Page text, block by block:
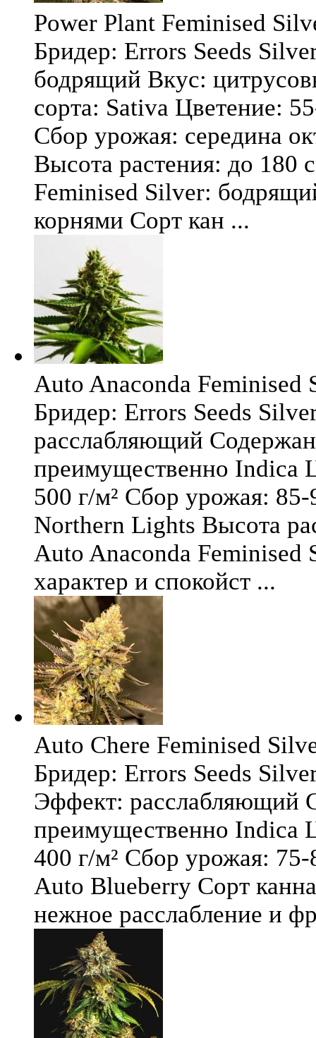
Power Plant Feminised
Бридер: Errors Seeds
бодрящий Вкус:
сорта: Sativa Цветение:
Сбор урожая: середина
Высота растения: до 180
Feminised Silver:
корнями Сорт кан ...
Auto Anaconda Feminised
Бридер: Errors Seeds
расслабляющий
преимущественно Indica
500 г/м² Сбор урожая:
Northern Lights Высота
Auto Anaconda
характер и спокойст ...
Auto Chere Feminised
Бридер: Errors Seeds
Эффект: расслабляющий
преимущественно Indica
400 г/м² Сбор урожая:
Auto Blueberry Сорт
нежное расслабление и